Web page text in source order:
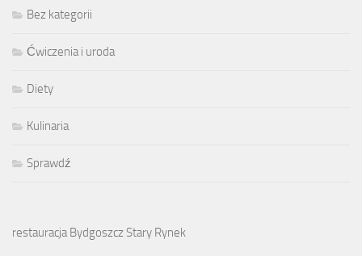
Bez kategorii
Ćwiczenia i uroda
Diety
Kulinaria
Sprawdź
restauracja Bydgoszcz Stary Rynek